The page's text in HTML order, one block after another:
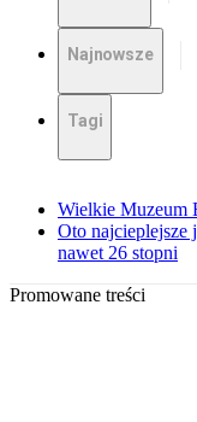
Najnowsze
Tagi
Wielkie Muzeum
Oto najcieplejsze
nawet 26 stopni
Promowane treści